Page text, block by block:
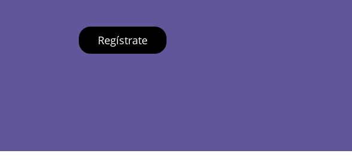
Regístrate